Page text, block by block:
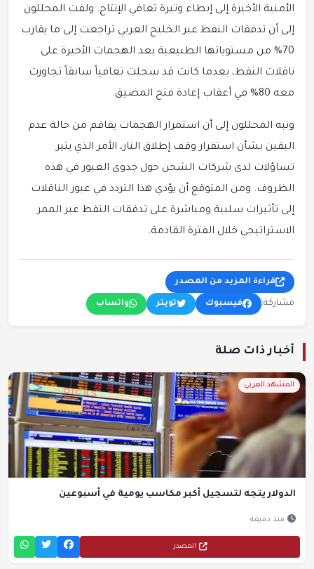
الأمنية الأخيرة إلى إبطاء وتيرة تعافي الإنتاج. ولفت المحللون
إلى أن تدفقات النفط عبر الخليج العربي تراجعت إلى ما يقارب
70% من مستوياتها الطبيعية بعد الهجمات الأخيرة على
ناقلات النفط، بعدما كانت قد سجلت تعافياً سابقاً تجاوزت
معه 80% في أعقاب إعادة فتح المضيق.
ونبه المحللون إلى أن استمرار الهجمات يفاقم من حالة عدم
اليقين بشأن استقرار وقف إطلاق النار، الأمر الذي يثير
تساؤلات لدى شركات الشحن حول جدوى العبور في هذه
الظروف. ومن المتوقع أن يؤدي هذا التردد في عبور الناقلات
إلى تأثيرات سلبية ومباشرة على تدفقات النفط عبر الممر
الاستراتيجي خلال الفترة القادمة.
قراءة المزيد من المصدر
مشاركة: فيسبوك تويتر واتساب
أخبار ذات صلة
المشهد العربي
الدولار يتجه لتسجيل أكبر مكاسب يومية في أسبوعين
منذ دقيقة
المصدر